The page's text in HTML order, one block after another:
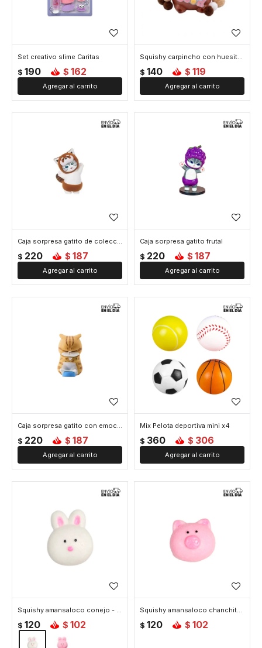
Set creativo slime Caritas
$ 190 $ 162
Squishy carpincho con huesito - Marron
$ 140 $ 119
Caja sorpresa gatito de colección
$ 220 $ 187
Caja sorpresa gatito frutal
$ 220 $ 187
Caja sorpresa gatito con emociones
$ 220 $ 187
Mix Pelota deportiva mini x4
$ 360 $ 306
Squishy amansaloco conejo - Blanco
$ 120 $ 102
Squishy amansaloco chanchito - Rosa
$ 120 $ 102